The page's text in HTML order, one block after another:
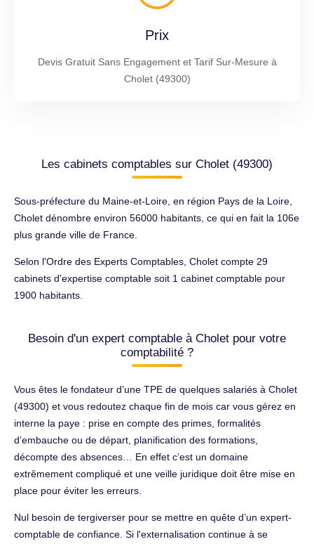
Prix
Devis Gratuit Sans Engagement et Tarif Sur-Mesure à
Cholet (49300)
Les cabinets comptables sur Cholet (49300)
Sous-préfecture du Maine-et-Loire, en région Pays de la Loire,
Cholet dénombre environ 56000 habitants, ce qui en fait la 106e
plus grande ville de France.
Selon l'Ordre des Experts Comptables, Cholet compte 29
cabinets d'expertise comptable soit 1 cabinet comptable pour
1900 habitants.
Besoin d'un expert comptable à Cholet pour votre
comptabilité ?
Vous êtes le fondateur d’une TPE de quelques salariés à Cholet
(49300) et vous redoutez chaque fin de mois car vous gérez en
interne la paye : prise en compte des primes, formalités
d’embauche ou de départ, planification des formations,
décompte des absences… En effet c’est un domaine
extrêmement compliqué et une veille juridique doit être mise en
place pour éviter les erreurs.
Nul besoin de tergiverser pour se mettre en quête d’un expert-
comptable de confiance. Si l'externalisation continue à se